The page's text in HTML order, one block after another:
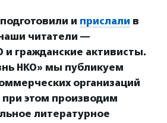
и прислали в
читатели —
и гражданские активисты.
НКО» мы публикуем
организаций
при этом производим
литературное